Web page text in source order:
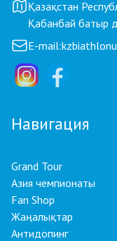
Қазақстан
Қабанбай батыр
E-mail:
Навигация
Grand Tour
Азия чемпионаты
Fan Shop
Жаңалықтар
Антидопинг